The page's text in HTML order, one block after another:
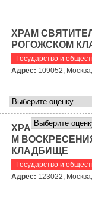
ХРАМ
РОГОЖСКОМ
Государство и
Адрес: 109052,
ХРА
М
КЛАДБИЩЕ
Государство и
Адрес: 123022,